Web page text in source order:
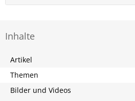
Inhalte
Artikel
Themen
Bilder und Videos